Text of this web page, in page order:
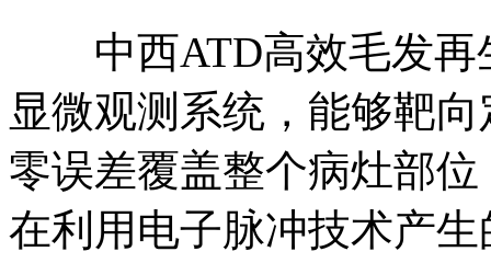
中西ATD高效毛发再
显微观测系统，能够靶
零误差覆盖整个病灶部
在利用电子脉冲技术产